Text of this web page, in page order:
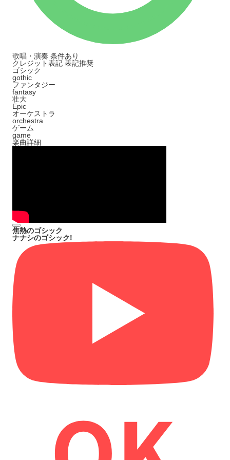
歌唱・演奏 条件あり
クレジット表記 表記推奨
ゴシック
gothic
ファンタジー
fantasy
壮大
Epic
オーケストラ
orchestra
ゲーム
game
楽曲詳細
焦熱のゴシック
ナナシのゴシック!